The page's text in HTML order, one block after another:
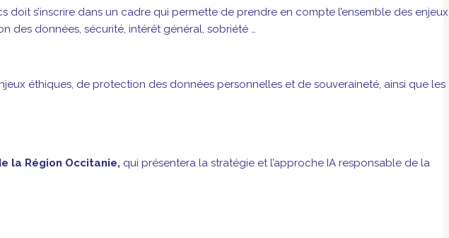
s’inscrire dans un cadre qui permette de prendre en compte l’ensemble des
des données, sécurité, intérêt général, sobriété …
éthiques, de protection des données personnelles et de souveraineté, ainsi que les
la Région Occitanie, qui présentera la stratégie et l’approche IA responsable de la